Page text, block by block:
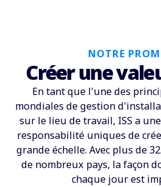
NOTRE
Créer une
En tant que l'une des
mondiales de gestion
sur le lieu de travail, ISS a
responsabilité uniques de
grande échelle. Avec plus de
de nombreux pays, la façon
chaque jour est